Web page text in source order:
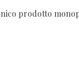
prodotto